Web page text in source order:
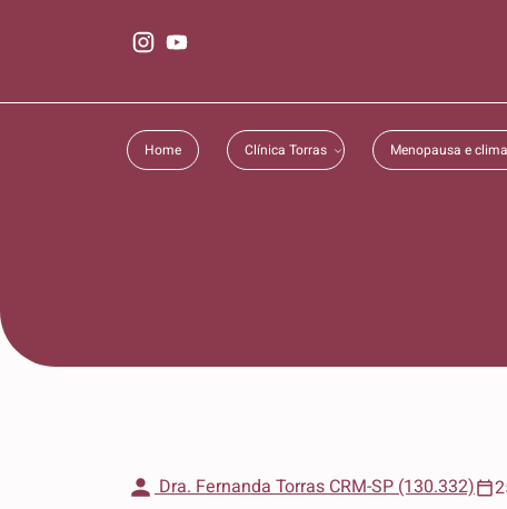
Home Clínica Torras Menopausa e
Dra. Fernanda Torras CRM-SP (130.332)